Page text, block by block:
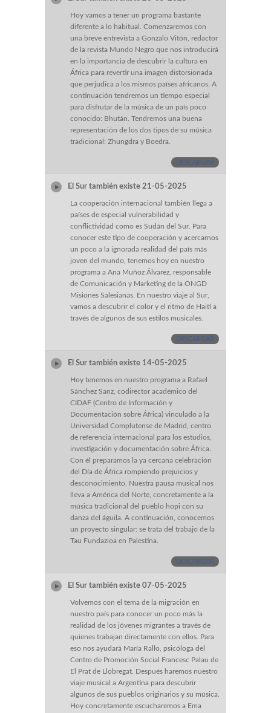
Hoy vamos a tener un programa bastante
diferente a lo habitual. Comenzaremos con
una breve entrevista a Gonzalo Vitón, redactor
de la revista Mundo Negro que nos introducirá
en la importancia de descubrir la cultura en
África para revertir una imagen distorsionada
que perjudica a los mismos países africanos. A
continuación tendremos un tiempo especial
para disfrutar de la música de un país poco
conocido: Bhután. Tendremos una buena
representación de los dos tipos de su música
tradicional: Zhungdra y Boedra.
DESCARGAR
El Sur también existe 21-05-2025
La cooperación internacional también llega a
países de especial vulnerabilidad y
conflictividad como es Sudán del Sur. Para
conocer este tipo de cooperación y acercarnos
un poco a la ignorada realidad del país más
joven del mundo, tenemos hoy en nuestro
programa a Ana Muñoz Álvarez, responsable
de Comunicación y Marketing de la ONGD
Misiones Salesianas. En nuestro viaje al Sur,
vamos a descubrir el color y el ritmo de Haití a
través de algunos de sus estilos musicales.
DESCARGAR
El Sur también existe 14-05-2025
Hoy tenemos en nuestro programa a Rafael
Sánchez Sanz, codirector académico del
CIDAF (Centro de Información y
Documentación sobre África) vinculado a la
Universidad Complutense de Madrid, centro
de referencia internacional para los estudios,
investigación y documentación sobre África.
Con él preparamos la ya cercana celebración
del Día de África rompiendo prejuicios y
desconocimiento. Nuestra pausa musical nos
lleva a América del Norte, concretamente a la
música tradicional del pueblo hopi con su
danza del águila. A continuación, conocemos
un proyecto singular: se trata del trabajo de la
Tau Fundazioa en Palestina.
DESCARGAR
El Sur también existe 07-05-2025
Volvemos con el tema de la migración en
nuestro país para conocer un poco más la
realidad de los jóvenes migrantes a través de
quienes trabajan directamente con ellos. Para
eso nos ayudará María Rallo, psicóloga del
Centro de Promoción Social Francesc Palau de
El Prat de Llobregat. Después haremos nuestro
viaje musical a Argentina para descubrir
algunos de sus pueblos originarios y su música.
Hoy concretamente escucharemos a Ema